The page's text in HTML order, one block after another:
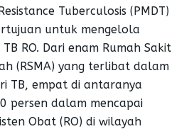
Tuberculosis (PMDT)
untuk mengelola
RO. Dari enam Rumah Sakit
(RSMA) yang terlibat dalam
TB, empat di antaranya
persen dalam mencapai
Obat (RO) di wilayah